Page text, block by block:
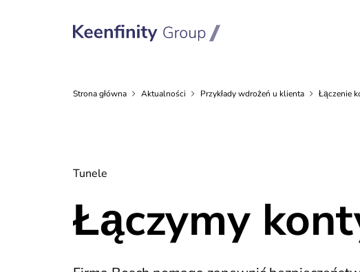
Stronagłówna Aktualności Przykłady wdrożeń u klienta Łączenie
Tunele
Łączymy